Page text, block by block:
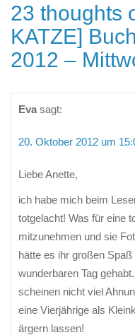
23 thoughts
KATZE]
2012 –
Eva sagt:
20. Oktober 2012 um
Liebe Anette,
ich habe mich beim
totgelacht! Was für eine
mitzunehmen und sie
hätte es ihr großen
wunderbaren Tag
scheinen nicht viel
eine Vierjährige als
ärgern lassen!